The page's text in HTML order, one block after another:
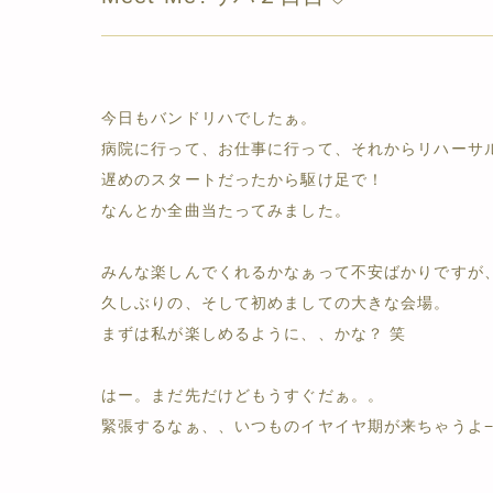
今日もバンドリハでしたぁ。
病院に行って、お仕事に行って、それからリハーサ
遅めのスタートだったから駆け足で！
なんとか全曲当たってみました。
みんな楽しんでくれるかなぁって不安ばかりですが
久しぶりの、そして初めましての大きな会場。
まずは私が楽しめるように、、かな？ 笑
はー。まだ先だけどもうすぐだぁ。。
緊張するなぁ、、いつものイヤイヤ期が来ちゃうよ−